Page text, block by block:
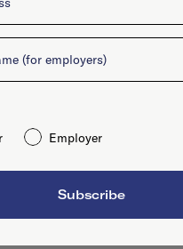
Employer
Subscribe